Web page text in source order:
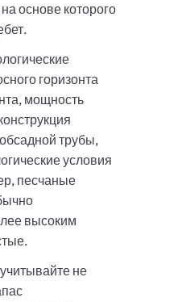
основе которого
горизонта
мощность
трубы,
условия
песчаные
высоким
не